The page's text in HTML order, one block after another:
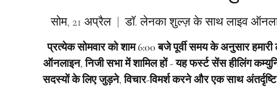
सोम, 21 अप्रैल
  |
डॉ. लेनका शुल्ज़ के साथ लाइव
प्रत्येक सोमवार को शाम 6:00 बजे पूर्वी समय के अनुसार हमारी
ऑनलाइन, निजी सभा में शामिल हों - यह फर्स्ट सेंस हीलिंग
सदस्यों के लिए जुड़ने, विचार-विमर्श करने और एक साथ